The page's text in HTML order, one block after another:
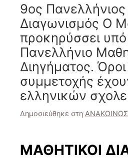
9ος
Διαγωνισμός Ο
προκηρύσσει
Πανελλήνιο
Διηγήματος.
συμμετοχής
ελληνικών
Δημοσιεύθηκε στη
ΜΑΘΗΤΙΚΟΙ